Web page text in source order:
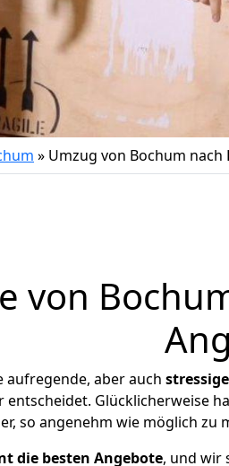
» Umzug von Bochum
von
aufregende, aber auch stressige
entscheidet. Glücklicherweise
so angenehm wie möglich zu
die besten Angebote, und wir